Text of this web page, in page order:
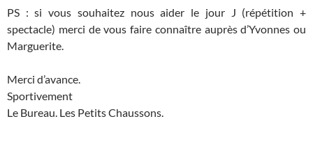
PS : si vous souhaitez nous aider le jour J (répétition +
spectacle) merci de vous faire connaître auprès d’Yvonnes ou
Marguerite.
Merci d’avance.
Sportivement
Le Bureau. Les Petits Chaussons.